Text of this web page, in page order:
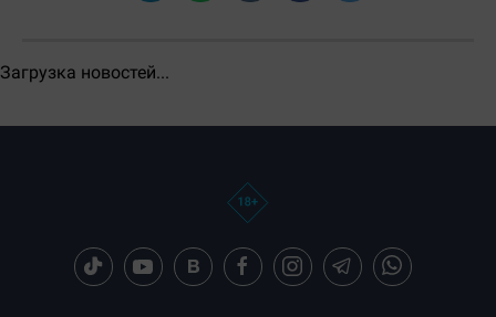
Бөлісу: